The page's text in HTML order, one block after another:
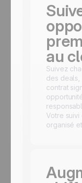
au
Suivez
des deals,
contrat
Votre
organisé